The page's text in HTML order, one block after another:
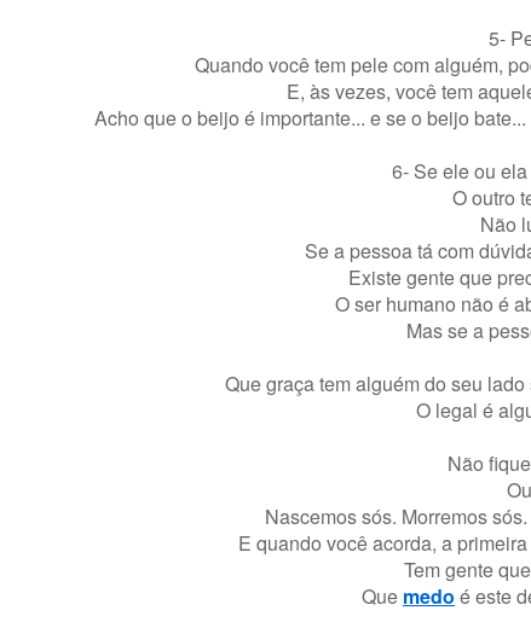
5-
Quando você tem pele com alguém,
E, às vezes, você tem
Acho que o beijo é importante... e se o beijo
6- Se ele ou
O outro
Não
Se a pessoa tá com
Existe gente que
O ser humano não é
Mas se a
Que graça tem alguém do seu
O legal é
Não
Nascemos sós. Morremos
E quando você acorda, a
Tem gente
Que medo é este